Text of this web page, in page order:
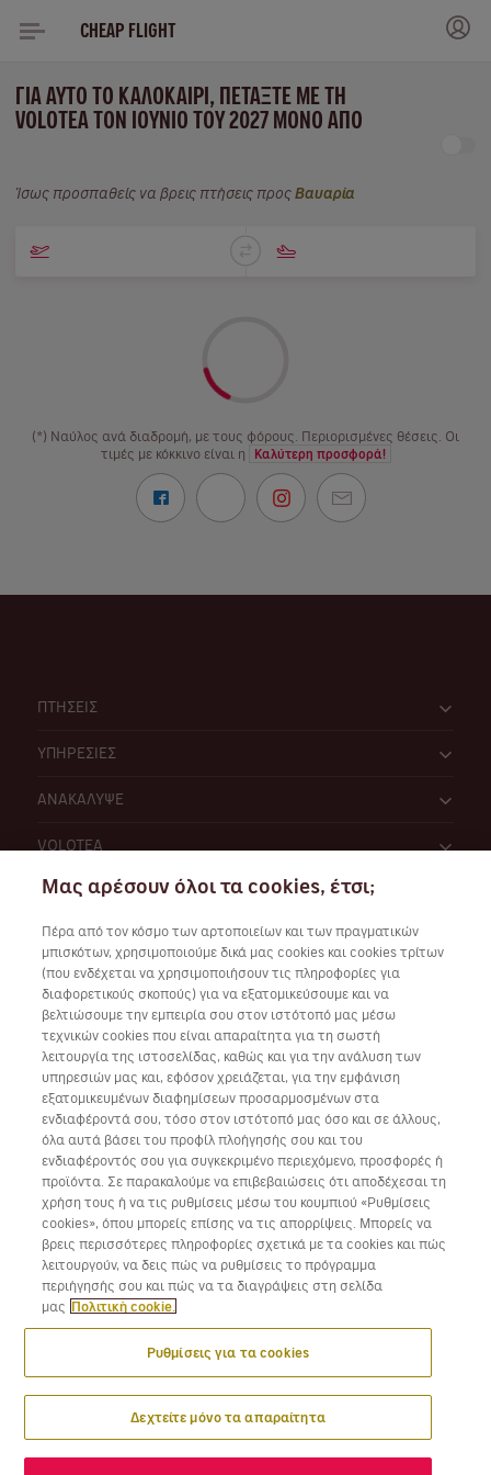
CHEAP FLIGHT
ΓΙΑ ΑΥΤΌ ΤΟ ΚΑΛΟΚΑΊΡΙ, ΠΕΤΆΞΤΕ ΜΕ ΤΗ
VOLOTEA ΤΟΝ ΙΟΎΝΙΟ ΤΟΥ 2027 ΜΌΝΟ ΑΠΌ
Ίσως προσπαθείς να βρεις πτήσεις προς Βαυαρία
(*) Ναύλος ανά διαδρομή, με τους φόρους. Περιορισμένες θέσεις. Οι
τιμές με κόκκινο είναι η
Καλύτερη προσφορά!
ΠΤΗΣΕΙΣ
ΥΠΗΡΕΣΙΕΣ
ΑΝΑΚΑΛΥΨΕ
VOLOTEA
Συνεργάσου μαζί μας
Κατέβασε την εφαρμογή της Volotea για iOS και Android
Μας αρέσουν όλοι τα cookies, έτσι;
Πέρα από τον κόσμο των αρτοποιείων και των πραγματικών
μπισκότων, χρησιμοποιούμε δικά μας cookies και cookies τρίτων
(που ενδέχεται να χρησιμοποιήσουν τις πληροφορίες για
διαφορετικούς σκοπούς) για να εξατομικεύσουμε και να
βελτιώσουμε την εμπειρία σου στον ιστότοπό μας μέσω
τεχνικών cookies που είναι απαραίτητα για τη σωστή
λειτουργία της ιστοσελίδας, καθώς και για την ανάλυση των
υπηρεσιών μας και, εφόσον χρειάζεται, για την εμφάνιση
εξατομικευμένων διαφημίσεων προσαρμοσμένων στα
ενδιαφέροντά σου, τόσο στον ιστότοπό μας όσο και σε άλλους,
όλα αυτά βάσει του προφίλ πλοήγησής σου και του
ενδιαφέροντός σου για συγκεκριμένο περιεχόμενο, προσφορές ή
προϊόντα. Σε παρακαλούμε να επιβεβαιώσεις ότι αποδέχεσαι τη
χρήση τους ή να τις ρυθμίσεις μέσω του κουμπιού «Ρυθμίσεις
cookies», όπου μπορείς επίσης να τις απορρίψεις. Μπορείς να
βρεις περισσότερες πληροφορίες σχετικά με τα cookies και πώς
λειτουργούν, να δεις πώς να ρυθμίσεις το πρόγραμμα
περιήγησής σου και πώς να τα διαγράψεις στη σελίδα
μας Πολιτική cookie.
Ρυθμίσεις για τα cookies
Δεχτείτε μόνο τα απαραίτητα